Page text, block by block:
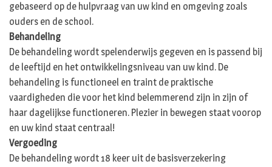
gebaseerd op de hulpvraag van uw kind en omgeving zoals
ouders en de school.
Behandeling
De behandeling wordt spelenderwijs gegeven en is passend bij
de leeftijd en het ontwikkelingsniveau van uw kind. De
behandeling is functioneel en traint de praktische
vaardigheden die voor het kind belemmerend zijn in zijn of
haar dagelijkse functioneren. Plezier in bewegen staat voorop
en uw kind staat centraal!
Vergoeding
De behandeling wordt 18 keer uit de basisverzekering